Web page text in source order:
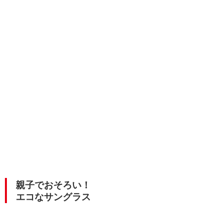
親子でおそろい！
エコなサングラス